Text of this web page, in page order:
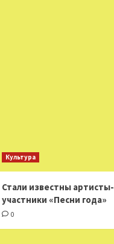
Культура
Стали известны артисты-
участники «Песни года»
0